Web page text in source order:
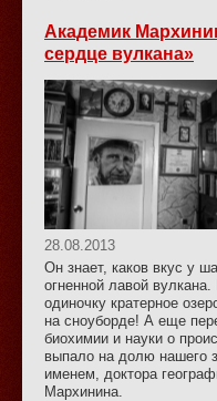
Академик
сердце вулкана»
28.08.2013
Он знает, каков вкус у
огненной лавой
одиночку кратерное
на сноуборде! А еще
биохимии и науки о
выпало на долю нашего
именем, доктора
Мархинина.